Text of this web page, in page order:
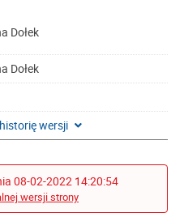
Dołek
Dołek
wersji
08-02-2022 14:20:54
wersji strony